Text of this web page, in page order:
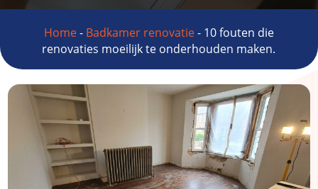
Home- Badkamer renovatie- 10 fouten die
renovaties moeilijk te onderhouden maken.